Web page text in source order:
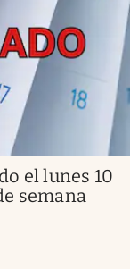
el lunes 10
semana